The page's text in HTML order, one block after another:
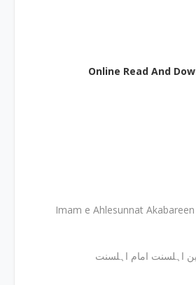
Online Read And
Imam e Ahlesunnat